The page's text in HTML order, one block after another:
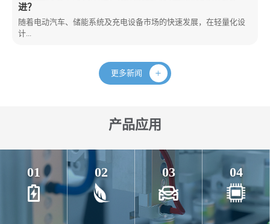
进？
随着电动汽车、储能系统及充电设备市场的快速发展，在轻量化设
计...
更多新闻
产品应用
01 02 03 04